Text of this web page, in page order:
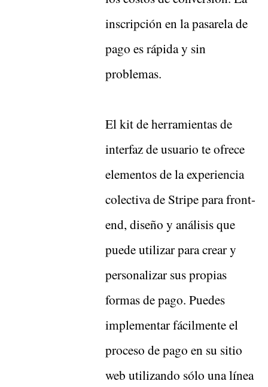
inscripción en la pasarela de
pago es rápida y sin
problemas.
El kit de herramientas de
interfaz de usuario te ofrece
elementos de la experiencia
colectiva de Stripe para front-
end, diseño y análisis que
puede utilizar para crear y
personalizar sus propias
formas de pago. Puedes
implementar fácilmente el
proceso de pago en su sitio
web utilizando sólo una línea